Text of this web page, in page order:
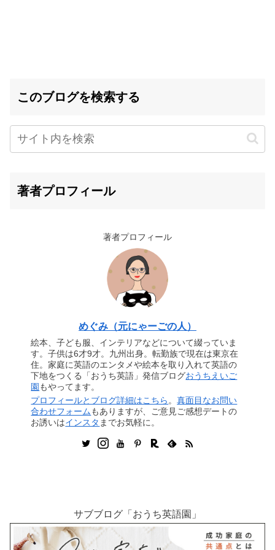
このブログを検索する
著者プロフィール
著者プロフィール
めぐみ（元にゃーごの人）
絵本、子ども服、インテリアなどについて綴っていま
す。子供は6才9才。九州出身。転勤族で現在は東京在
住。家庭に英語のエンタメや絵本を取り入れて英語の
下地をつくる「おうち英語」発信ブログおうちえいご
園もやってます。
プロフィールとブログ詳細はこちら 。真面目なお問い
合わせフォームもありますが、ご意見ご感想デートの
お誘いはインスタ までお気軽に。
サブブログ「おうち英語園」